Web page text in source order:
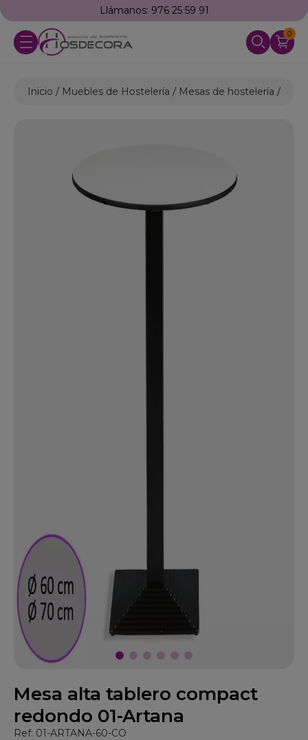
Llámanos: 976 25 59 91
0
Inicio Muebles de Hostelería Mesas de hostelería
Mesa alta tablero compact
redondo 01-Artana
Ref: 01-ARTANA-60-CO